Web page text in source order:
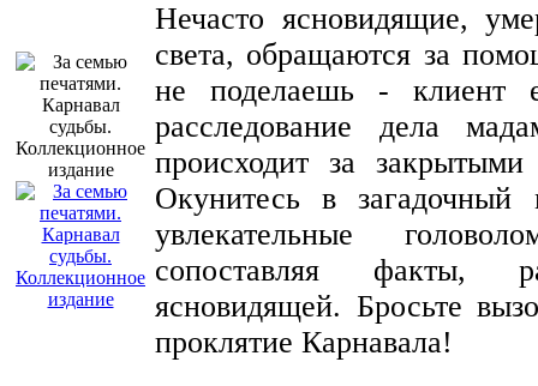
Нечасто ясновидящие,
света, обращаются за
не поделаешь - клиент
расследование дела
происходит за
Окунитесь в
увлекательные
сопоставляя факты,
ясновидящей. Бросьте
проклятие Карнавала!